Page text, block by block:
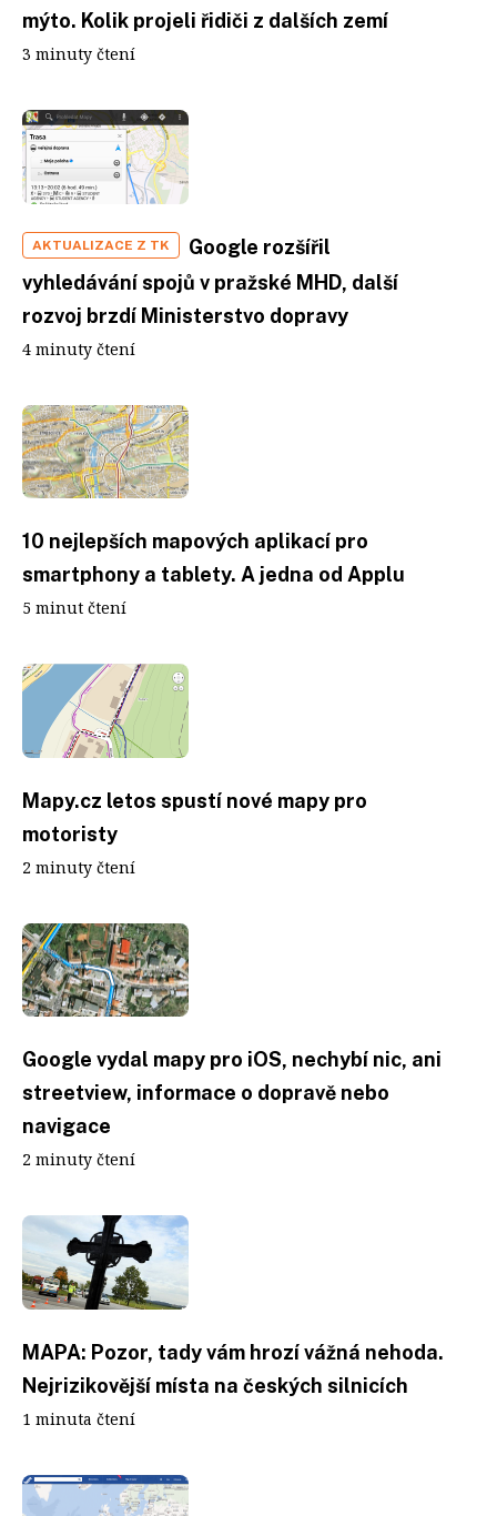
mýto. Kolik projeli řidiči z dalších zemí
3 minuty čtení
AKTUALIZACE Z TK
Google rozšířil
vyhledávání spojů v pražské MHD, další
rozvoj brzdí Ministerstvo dopravy
4 minuty čtení
10 nejlepších mapových aplikací pro
smartphony a tablety. A jedna od Applu
5 minut čtení
Mapy.cz letos spustí nové mapy pro
motoristy
2 minuty čtení
Google vydal mapy pro iOS, nechybí nic, ani
streetview, informace o dopravě nebo
navigace
2 minuty čtení
MAPA: Pozor, tady vám hrozí vážná nehoda.
Nejrizikovější místa na českých silnicích
1 minuta čtení